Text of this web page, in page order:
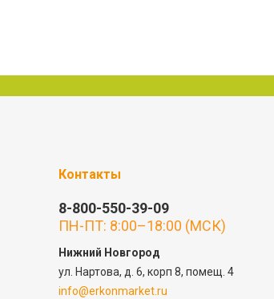
Контакты
8-800-550-39-09
ПН-ПТ: 8:00–18:00 (МСК)
Нижний Новгород
ул. Нартова, д. 6, корп 8, помещ. 4
info@erkonmarket.ru